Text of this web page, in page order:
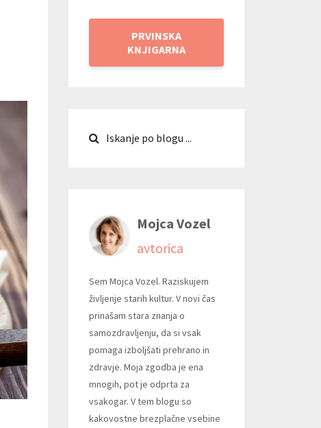
PRVINSKA
KNJIGARNA
Mojca Vozel
avtorica
Sem Mojca Vozel. Raziskujem
življenje starih kultur. V novi čas
prinašam stara znanja o
samozdravljenju, da si vsak
pomaga izboljšati prehrano in
zdravje. Moja zgodba je ena
mnogih, pot je odprta za
vsakogar. V tem blogu so
kakovostne brezplačne vsebine